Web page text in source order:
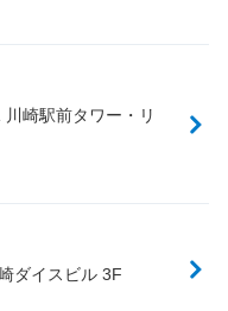
崎駅前タワー・リ
ダイスビル 3F